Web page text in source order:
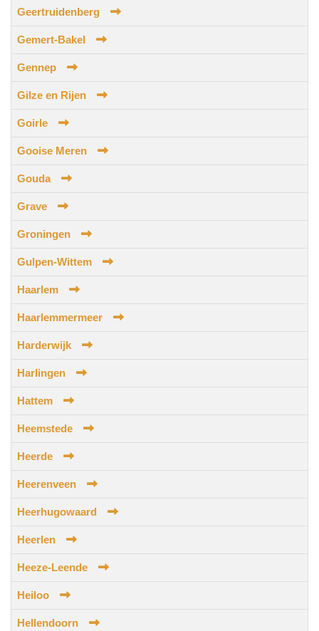
Geertruidenberg
Gemert-Bakel
Gennep
Gilze en Rijen
Goirle
Gooise Meren
Gouda
Grave
Groningen
Gulpen-Wittem
Haarlem
Haarlemmermeer
Harderwijk
Harlingen
Hattem
Heemstede
Heerde
Heerenveen
Heerhugowaard
Heerlen
Heeze-Leende
Heiloo
Hellendoorn